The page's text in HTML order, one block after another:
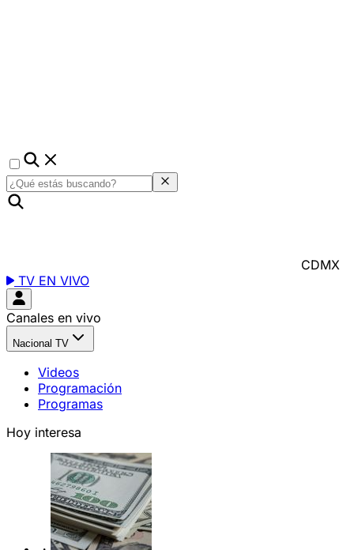
CDMX
TV EN VIVO
Canales en vivo
Nacional TV
Videos
Programación
Programas
Hoy interesa